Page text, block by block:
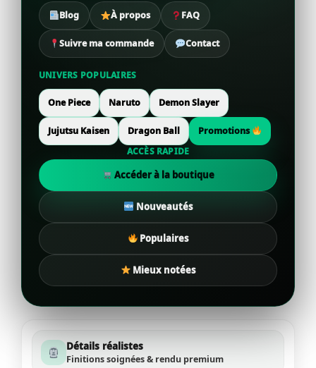
Blog À propos FAQ
Suivre ma commande Contact
UNIVERS POPULAIRES
One Piece Naruto Demon Slayer
Jujutsu Kaisen Dragon Ball
Promotions
ACCÈS RAPIDE
Accéder à la boutique
Nouveautés
Populaires
Mieux notées
Détails réalistes
Finitions soignées & rendu premium